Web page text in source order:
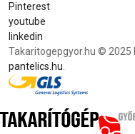
Pinterest
youtube
linkedin
Takaritogepgyor.hu © 2025
pantelics.hu